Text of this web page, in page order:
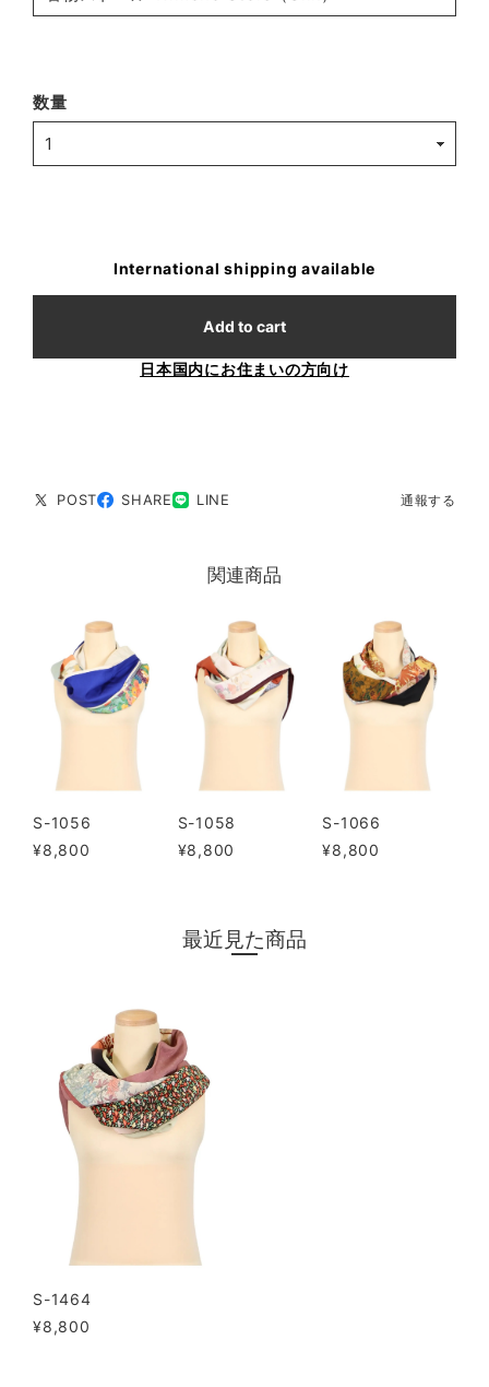
数量
International shipping available
Add to cart
日本国内にお住まいの方向け
POST SHARE LINE 通報する
関連商品
S-1056
¥8,800
S-1058
¥8,800
S-1066
¥8,800
最近見た商品
S-1464
¥8,800